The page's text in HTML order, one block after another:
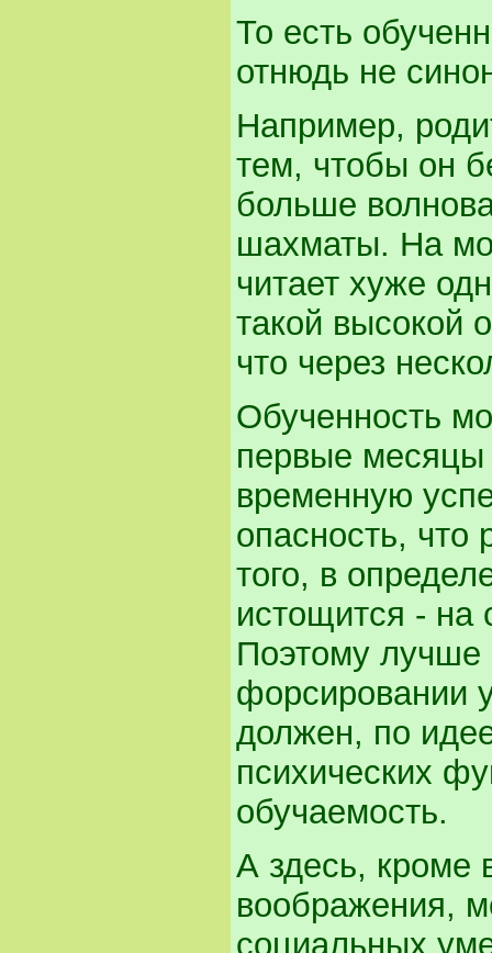
То есть
отнюдь не
Например,
тем, чтобы он
больше
шахматы. На
читает хуже
такой высокой
что через
Обученность
первые месяцы
временную
опасность, что
того, в
истощится - на
Поэтому лучше
форсировании
должен, по
психических
обучаемость.
А здесь, кроме
воображения,
социальных